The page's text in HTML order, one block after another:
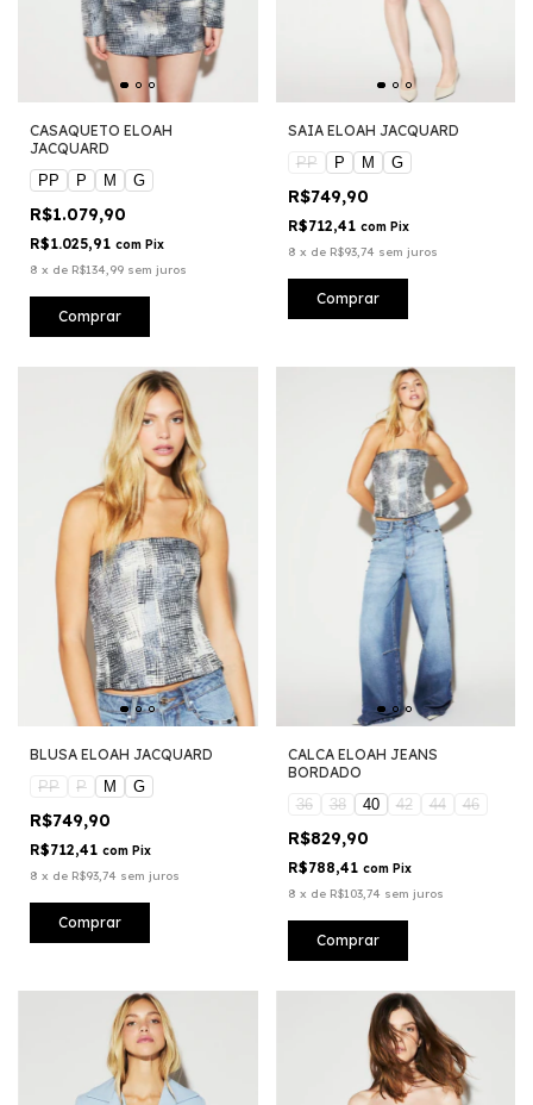
CASAQUETO ELOAH
JACQUARD
PP
P M G
R$1.079,90
R$1.025,91 com Pix
8 x de R$134,99 sem juros
Comprar
SAIA ELOAH JACQUARD
PP
P M G
R$749,90
R$712,41 com Pix
8 x de R$93,74 sem juros
Comprar
BLUSA ELOAH JACQUARD
PP
P M G
R$749,90
R$712,41 com Pix
8 x de R$93,74 sem juros
Comprar
CALCA ELOAH JEANS
BORDADO
36
38 40 42 44 46
R$829,90
R$788,41 com Pix
8 x de R$103,74 sem juros
Comprar